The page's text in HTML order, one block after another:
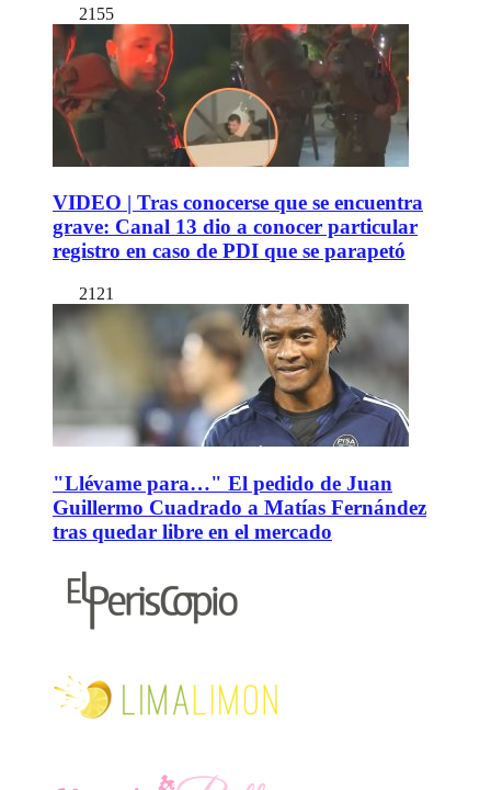
2155
VIDEO | Tras conocerse que se encuentra
grave: Canal 13 dio a conocer particular
registro en caso de PDI que se parapetó
2121
"Llévame para…" El pedido de Juan
Guillermo Cuadrado a Matías Fernández
tras quedar libre en el mercado